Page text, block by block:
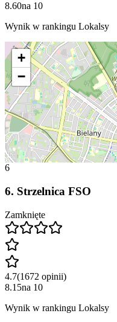
8.60na 10
Wynik w rankingu Lokalsy
+
−
6
6. Strzelnica FSO
Zamknięte
4.7(1672 opinii)
8.15na 10
Wynik w rankingu Lokalsy